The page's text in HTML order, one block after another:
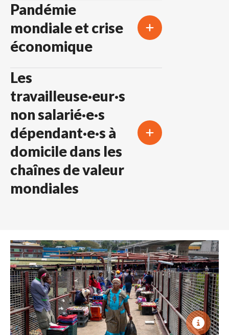
Pandémie
mondiale et crise
économique
Les
travailleuse·eur·s
non salarié·e·s
dépendant·e·s à
domicile dans les
chaînes de valeur
mondiales